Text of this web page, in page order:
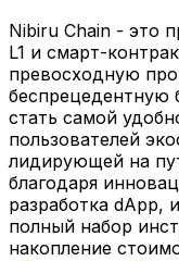
Nibiru Chain - это
L1 и смарт-
превосходную
беспрецедентную
стать самой
пользователей
лидирующей на
благодаря
разработка dApp,
полный набор
накопление